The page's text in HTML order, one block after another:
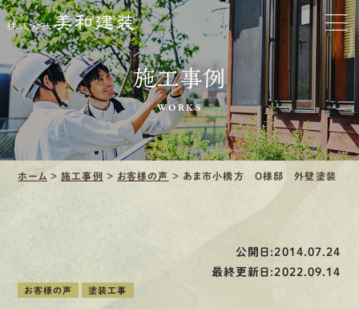
お家をきれいに
会社をきれいに
クリーニング
施工事例
施工事例
WORKS
ホーム >施工事例 > お客様の声 > あま市小橋方 O様邸 外壁塗装
公開日:2014.07.24
最終更新日:2022.09.14
お客様の声 塗装工事